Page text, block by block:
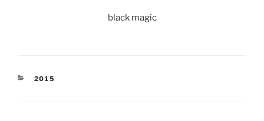
black magic
KATEGORIEN
2015